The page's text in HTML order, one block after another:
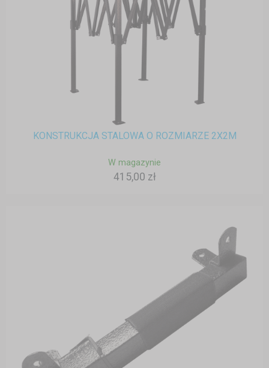
KONSTRUKCJA STALOWA O ROZMIARZE 2X2M
W magazynie
415,00 zł